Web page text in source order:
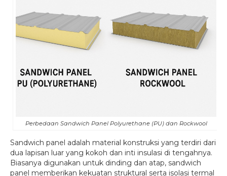
Perbedaan Sandwich Panel Polyurethane (PU) dan Rockwool
Sandwich panel adalah material konstruksi yang terdiri dari
dua lapisan luar yang kokoh dan inti insulasi di tengahnya.
Biasanya digunakan untuk dinding dan atap, sandwich
panel memberikan kekuatan struktural serta isolasi termal